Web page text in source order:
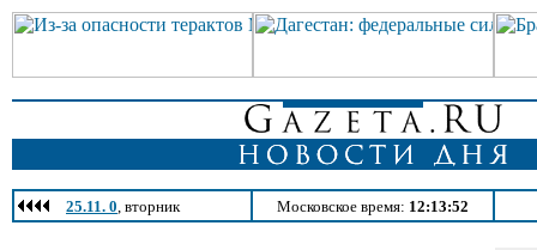
25.11. 0, вторник Московское время: 12:13:52